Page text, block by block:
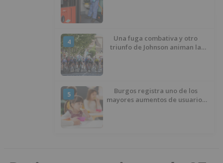
4
Una fuga combativa y otro
triunfo de Johnson animan la
5
Burgos registra uno de los
mayores aumentos de usuarios